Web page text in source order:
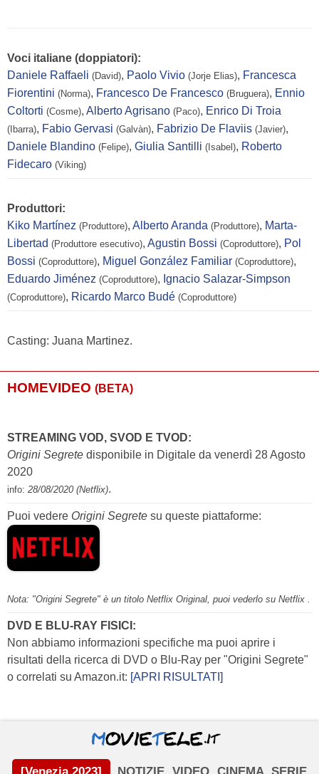
Voci italiane (doppiatori):
Daniele Raffaeli (David), Paolo Vivio (Jorje Elias), Francesca
Fiorentini (Norma), Francesco De Francesco (Bruguera), Ennio
Coltorti (Cosme), Alberto Agrisano (Paco), Enrico Di Troia
(Ibarra), Fabio Gervasi (Galvàn), Fabrizio De Flaviis (Javier),
Daniele Blandino (Felipe), Giulia Santilli (Isabel), Roberto
Fidecaro (Viking)
Produttori:
Kiko Martínez (Produttore), Alberto Aranda (Produttore), Marta-
Libertad (Produttore esecutivo), Agustin Bossi (Coproduttore), Pol
Bossi (Coproduttore), Miguel González Familiar (Coproduttore),
Eduardo Jiménez (Coproduttore), Ignacio Salazar-Simpson
(Coproduttore), Ricardo Marco Budé (Coproduttore)
Casting: Juana Martinez.
HOMEVIDEO (BETA)
STREAMING VOD, SVOD E TVOD:
Origini Segrete disponibile in Digitale da venerdì 28 Agosto
2020
info: 28/08/2020 (Netflix).
Puoi vedere Origini Segrete su queste piattaforme:
Nota: "Origini Segrete" è un titolo Netflix Original, puoi vederlo su Netflix .
DVD E BLU-RAY FISICI:
Non abbiamo informazioni specifiche ma puoi aprire i
risultati della ricerca di DVD o Blu-Ray per "Origini Segrete"
o correlati su Amazon.it: [APRI RISULTATI]